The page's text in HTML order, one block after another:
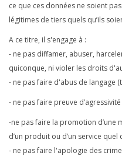
ce que ces données ne soient
légitimes de tiers quels qu’ils
A ce titre, il s'engage à :
- ne pas diffamer, abuser,
quiconque, ni violer les droits
- ne pas faire d'abus de langage
- ne pas faire preuve d’agressivité
-ne pas faire la promotion d’une
d’un produit ou d’un service quel
- ne pas faire l'apologie des